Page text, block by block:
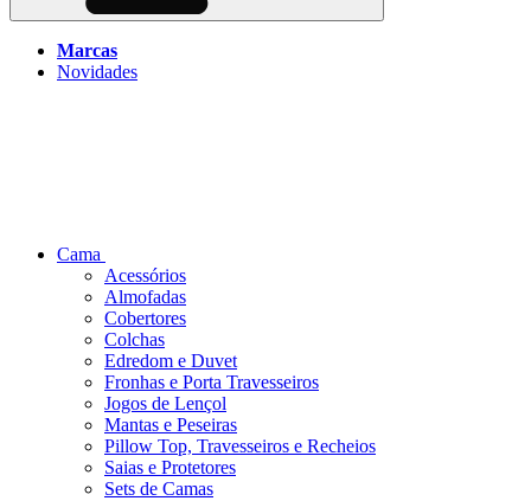
Marcas
Novidades
Cama
Acessórios
Almofadas
Cobertores
Colchas
Edredom e Duvet
Fronhas e Porta Travesseiros
Jogos de Lençol
Mantas e Peseiras
Pillow Top, Travesseiros e Recheios
Saias e Protetores
Sets de Camas